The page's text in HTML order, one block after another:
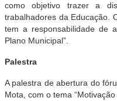
como objetivo trazer a
trabalhadores da Educação.
tem a responsabilidade de
Plano Municipal”.
Palestra
A palestra de abertura do
Mota, com o tema